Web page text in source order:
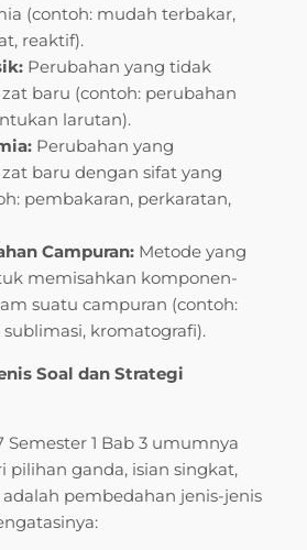
(contoh: mudah terbakar,
reaktif).
Perubahan yang tidak
baru (contoh: perubahan
larutan).
Perubahan yang
baru dengan sifat yang
pembakaran, perkaratan,
Campuran: Metode yang
memisahkan komponen-
suatu campuran (contoh:
sublimasi, kromatografi).
Soal dan Strategi
Semester 1 Bab 3 umumnya
pilihan ganda, isian singkat,
pembedahan jenis-jenis